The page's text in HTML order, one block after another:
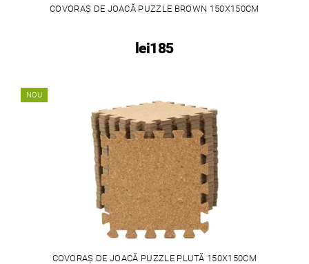
COVORAȘ DE JOACĂ PUZZLE BROWN 150X150CM
lei185
NOU
COVORAȘ DE JOACĂ PUZZLE PLUTĂ 150X150CM